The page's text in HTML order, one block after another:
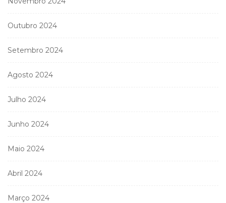
Outubro 2024
Setembro 2024
Agosto 2024
Julho 2024
Junho 2024
Maio 2024
Abril 2024
Março 2024